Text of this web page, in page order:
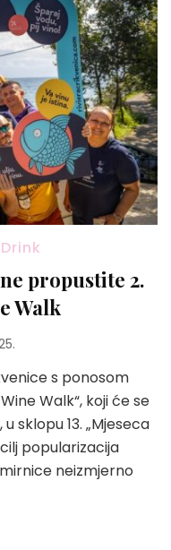
propustite 2.
Walk
s ponosom
Walk“, koji će se
sklopu 13. „Mjeseca
popularizacija
neizmjerno